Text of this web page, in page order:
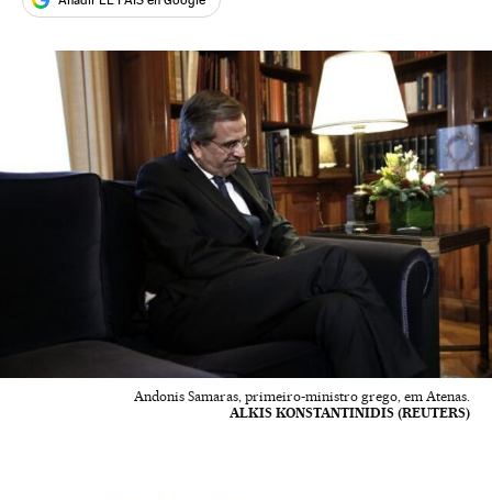
Andonis Samaras, primeiro-ministro grego, em Atenas.
ALKIS KONSTANTINIDIS (REUTERS)